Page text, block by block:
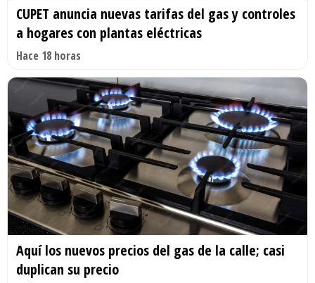
CUPET anuncia nuevas tarifas del gas y controles
a hogares con plantas eléctricas
Hace 18 horas
Aquí los nuevos precios del gas de la calle; casi
duplican su precio